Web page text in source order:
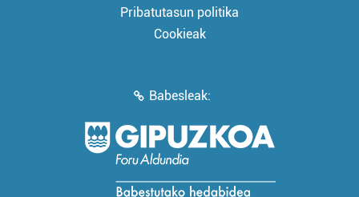
Pribatutasun politika
Cookieak
Babesleak: